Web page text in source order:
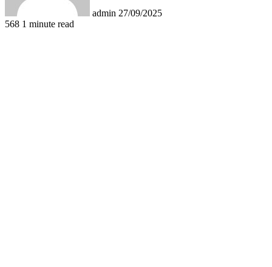
admin 27/09/2025
568 1 minute read